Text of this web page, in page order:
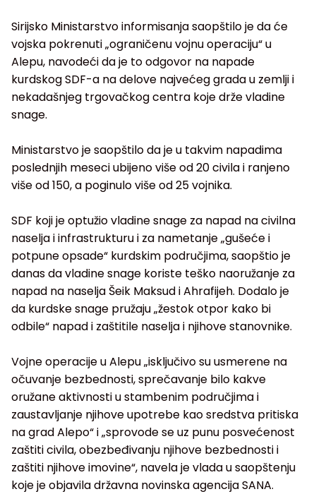
Sirijsko Ministarstvo informisanja saopštilo je da će
vojska pokrenuti „ograničenu vojnu operaciju“ u
Alepu, navodeći da je to odgovor na napade
kurdskog SDF-a na delove najvećeg grada u zemlji i
nekadašnjeg trgovačkog centra koje drže vladine
snage.
Ministarstvo je saopštilo da je u takvim napadima
poslednjih meseci ubijeno više od 20 civila i ranjeno
više od 150, a poginulo više od 25 vojnika.
SDF koji je optužio vladine snage za napad na civilna
naselja i infrastrukturu i za nametanje „gušeće i
potpune opsade“ kurdskim područjima, saopštio je
danas da vladine snage koriste teško naoružanje za
napad na naselja Šeik Maksud i Ahrafijeh. Dodalo je
da kurdske snage pružaju „žestok otpor kako bi
odbile“ napad i zaštitile naselja i njihove stanovnike.
Vojne operacije u Alepu „isključivo su usmerene na
očuvanje bezbednosti, sprečavanje bilo kakve
oružane aktivnosti u stambenim područjima i
zaustavljanje njihove upotrebe kao sredstva pritiska
na grad Alepo“ i „sprovode se uz punu posvećenost
zaštiti civila, obezbeđivanju njihove bezbednosti i
zaštiti njihove imovine“, navela je vlada u saopštenju
koje je objavila državna novinska agencija SANA.